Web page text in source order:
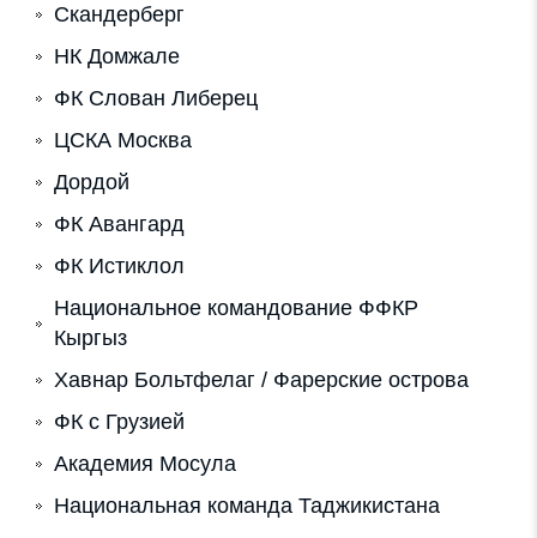
Скандерберг
НК Домжале
ФК Слован Либерец
ЦСКА Москва
Дордой
ФК Авангард
ФК Истиклол
Национальное командование ФФКР
Кыргыз
Хавнар Больтфелаг / Фарерские острова
ФК с Грузией
Академия Мосула
Национальная команда Таджикистана